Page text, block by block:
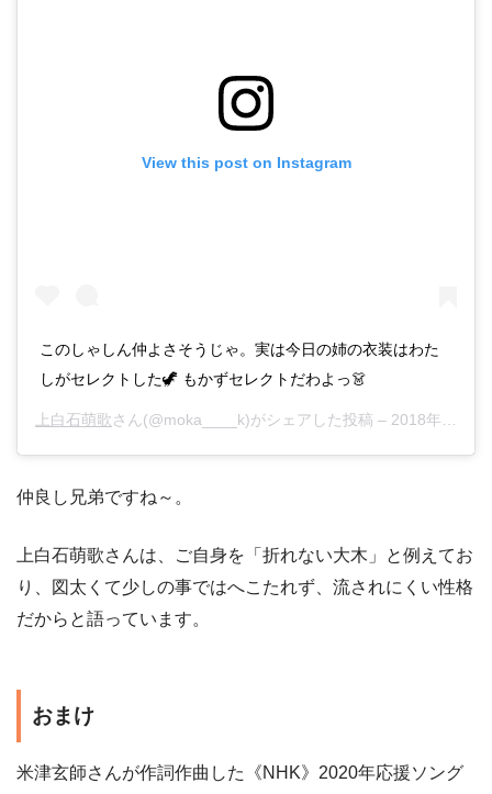
View this post on Instagram
このしゃしん仲よさそうじゃ。実は今日の姉の衣装はわた
しがセレクトした🦖 もかずセレクトだわよっ👗
上白石萌歌さん(@moka____k)がシェアした投稿 – 2018年 5月月1日午前6時20分PDT
仲良し兄弟ですね～。
上白石萌歌さんは、ご自身を「折れない大木」と例えてお
り、図太くて少しの事ではへこたれず、流されにくい性格
だからと語っています。
おまけ
米津玄師さんが作詞作曲した《NHK》2020年応援ソング